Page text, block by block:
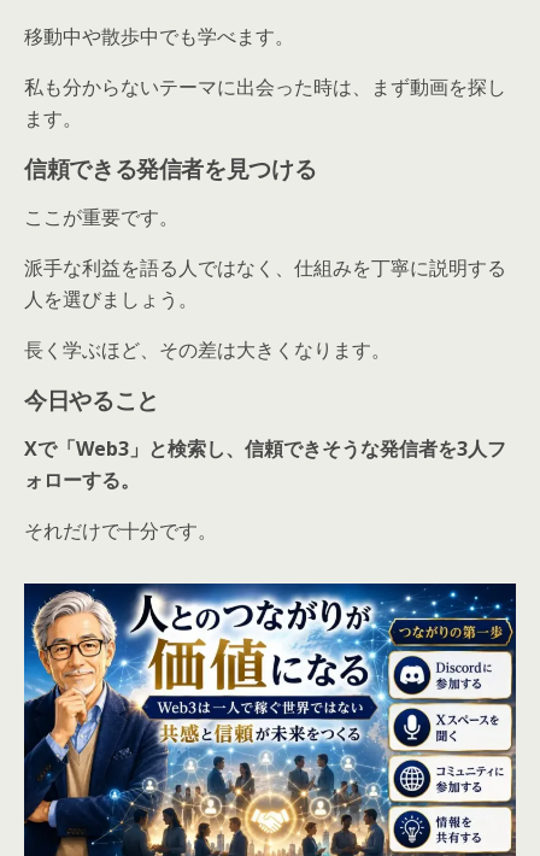
移動中や散歩中でも学べます。
私も分からないテーマに出会った時は、まず動画を探し
ます。
信頼できる発信者を見つける
ここが重要です。
派手な利益を語る人ではなく、仕組みを丁寧に説明する
人を選びましょう。
長く学ぶほど、その差は大きくなります。
今日やること
Xで「Web3」と検索し、信頼できそうな発信者を3人フ
ォローする。
それだけで十分です。